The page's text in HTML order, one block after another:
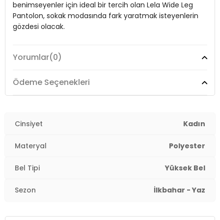
Boy:Standart
Kalıp Bilgisi:Wide Leg, Yüksek Bel, Geniş Paça
Basen : 90 cm / Beden : S
Menşei:Türkiye
benimseyenler için ideal bir tercih olan Lela Wide Leg
Pantolon, sokak modasında fark yaratmak isteyenlerin
gözdesi olacak.
Model:Pantolon
Giyim Tarzı:Günlük/Casual
Kapama Şekli:
Cep:Cepli
Kumaş Tipi:
Bel:Yüksek Bel
Yorumlar(0)
Ödeme Seçenekleri
Cinsiyet Kadın
Materyal Polyester
Bel Tipi Yüksek Bel
Sezon İlkbahar - Yaz